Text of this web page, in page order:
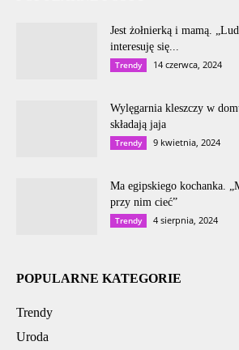
Jest żołnierką i mamą.
interesuję się...
Trendy 14 czerwca, 2024
Wylęgarnia kleszczy w
składają jaja
Trendy 9 kwietnia, 2024
Ma egipskiego kochanka.
przy nim cieć”
Trendy 4 sierpnia, 2024
POPULARNE KATEGORIE
Trendy
Uroda